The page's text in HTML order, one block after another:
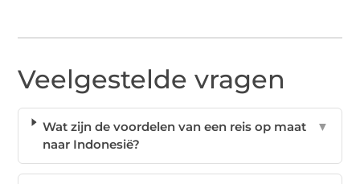
Veelgestelde vragen
Wat zijn de voordelen van een reis op maat
naar Indonesië?
▼